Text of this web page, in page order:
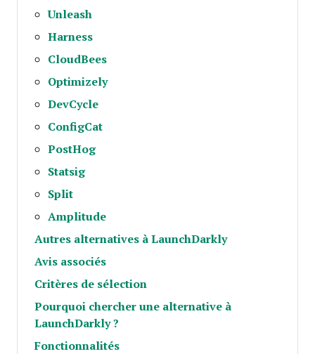
Unleash
Harness
CloudBees
Optimizely
DevCycle
ConfigCat
PostHog
Statsig
Split
Amplitude
Autres alternatives à LaunchDarkly
Avis associés
Critères de sélection
Pourquoi chercher une alternative à
LaunchDarkly ?
Fonctionnalités